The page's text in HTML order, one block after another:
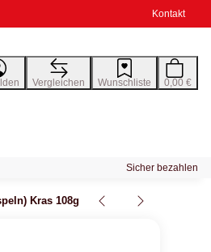
Kontakt
Vergleichen Wunschliste 0,00 €
Sicher bezahlen
Kras 108g